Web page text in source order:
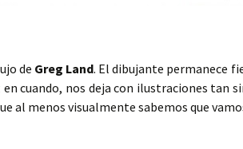
de Greg Land. El dibujante permanece
en cuando, nos deja con ilustraciones tan
al menos visualmente sabemos que